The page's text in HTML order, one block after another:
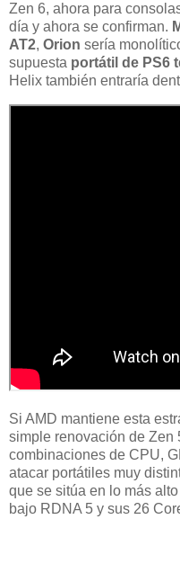
Zen 6, ahora para
día y ahora se confirman.
AT2, Orion sería
supuesta portátil de PS6
Helix también entraría
Si AMD mantiene esta
simple renovación de Zen
combinaciones de CPU,
atacar portátiles muy
que se sitúa en lo más
bajo RDNA 5 y sus 26